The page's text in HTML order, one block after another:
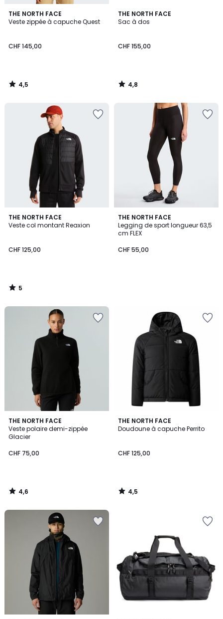
THE NORTH FACE
Veste zippée à capuche Quest
CHF 145,00
4,5
/ 5
4,5
/
THE NORTH FACE
Sac à dos
CHF 155,00
4,8
/ 5
4,8
/
THE NORTH FACE
Veste col montant Reaxion
CHF 125,00
5
/
5
/
THE NORTH FACE
Legging de sport longueur 63,5
cm FLEX
CHF 55,00
THE NORTH FACE
Veste polaire demi-zippée
Glacier
CHF 75,00
4,6
/ 5
4,6
/
THE NORTH FACE
Doudoune à capuche Perrito
CHF 125,00
4,5
/ 5
4,5
/